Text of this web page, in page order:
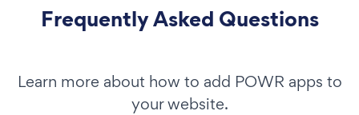
Frequently Asked Questions
Learn more about how to add POWR apps to
your website.